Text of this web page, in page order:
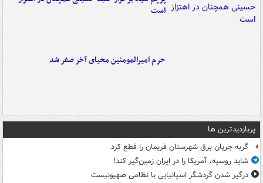
است
حرم امیرالمومنین محیای آخر صفر شد
پربازدیدترین ها
گربه جریان برق شهرستان فریمان را قطع کرد
شاید روسیه، آمریکا را در ایران زمین‌گیر کند!
درگیر شدن گردشگر اسپانیایی با نظامی صهیونیست